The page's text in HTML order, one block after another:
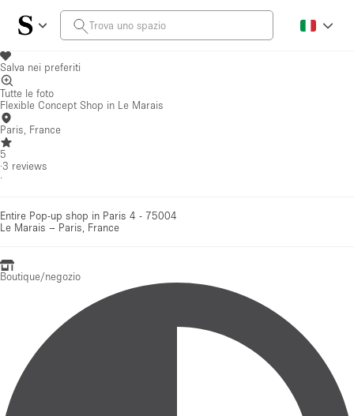
Salva nei preferiti
Tutte le foto
Flexible Concept Shop in Le Marais
Paris, France
5
·3 reviews
·
Entire Pop-up shop in Paris 4 - 75004
Le Marais – Paris, France
Boutique/negozio